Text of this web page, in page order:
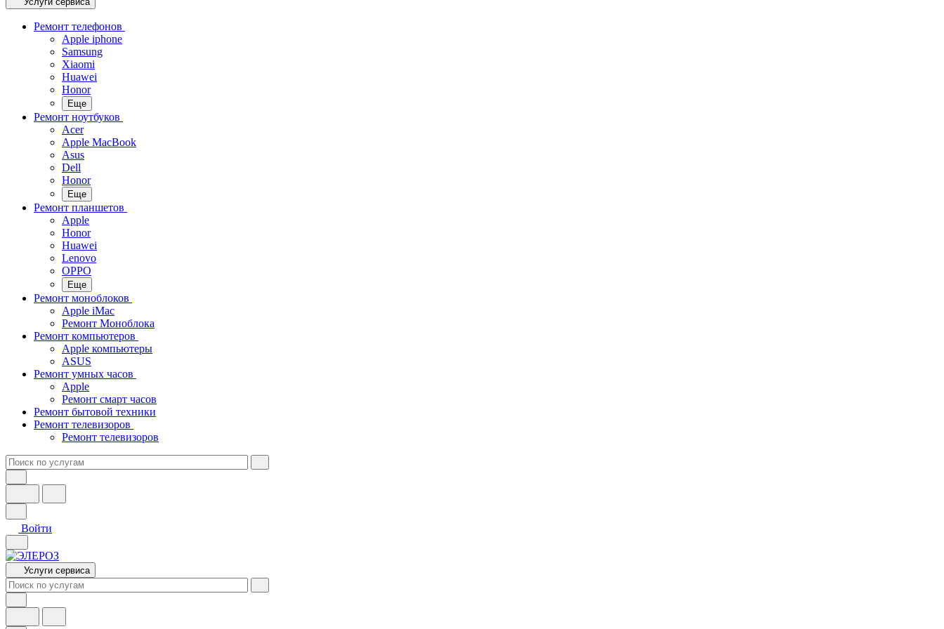
Ремонт телефонов
Apple iphone
Samsung
Xiaomi
Huawei
Honor
Еще
Ремонт ноутбуков
Acer
Apple MacBook
Asus
Dell
Honor
Еще
Ремонт планшетов
Apple
Honor
Huawei
Lenovo
OPPO
Еще
Ремонт моноблоков
Apple iMac
Ремонт Моноблока
Ремонт компьютеров
Apple компьютеры
ASUS
Ремонт умных часов
Apple
Ремонт смарт часов
Ремонт бытовой техники
Ремонт телевизоров
Ремонт телевизоров
Войти
Услуги сервиса